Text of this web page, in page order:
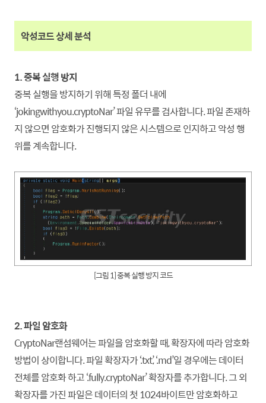
악성코드 상세 분석
1. 중복 실행 방지
중복 실행을 방지하기 위해 특정 폴더 내에
‘jokingwithyou.cryptoNar’ 파일 유무를 검사합니다. 파일 존재하
지 않으면 암호화가 진행되지 않은 시스템으로 인지하고 악성 행
위를 계속합니다.
[그림 1] 중복 실행 방지 코드
2. 파일 암호화
CryptoNar랜섬웨어는 파일을 암호화할 때, 확장자에 따라 암호화
방법이 상이합니다. 파일 확장자가 ‘.txt’, ‘.md’일 경우에는 데이터
전체를 암호화 하고 ‘.fully.cryptoNar’ 확장자를 추가합니다. 그 외
확장자를 가진 파일은 데이터의 첫 1024바이트만 암호화하고